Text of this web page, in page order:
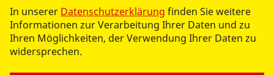
Verhinderungpflege
BILDUNG
In unserer Datenschutzerklärung finden Sie weitere
Informationen zur Verarbeitung Ihrer Daten und zu
Ihren Möglichkeiten, der Verwendung Ihrer Daten zu
widersprechen.